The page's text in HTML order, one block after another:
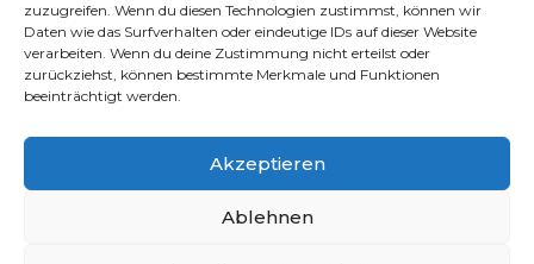
zuzugreifen. Wenn du diesen Technologien zustimmst, können wir
Daten wie das Surfverhalten oder eindeutige IDs auf dieser Website
verarbeiten. Wenn du deine Zustimmung nicht erteilst oder
zurückziehst, können bestimmte Merkmale und Funktionen
beeinträchtigt werden.
Akzeptieren
Ablehnen
Treppenstufen auf der Terrasse erfüllen nicht nur einen
funktionalen Zweck, sondern tragen auch maßgeblich
zur ästhetischen Gestaltung bei. Unser Team setzt
Terrasse in Michelbachzu schaffen.
Terrasse neu pflastern in
Michelbach: Frischer Look für